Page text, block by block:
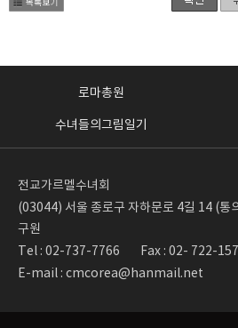
로마총원
수녀들의그림일기
전교가르멜수녀회
(03044) 서울 종로구 자하문로 4길 14 (통
구원
Tel : 02-737-7766
Fax : 02- 722-
E-mail : cmcorea@hanmail.net